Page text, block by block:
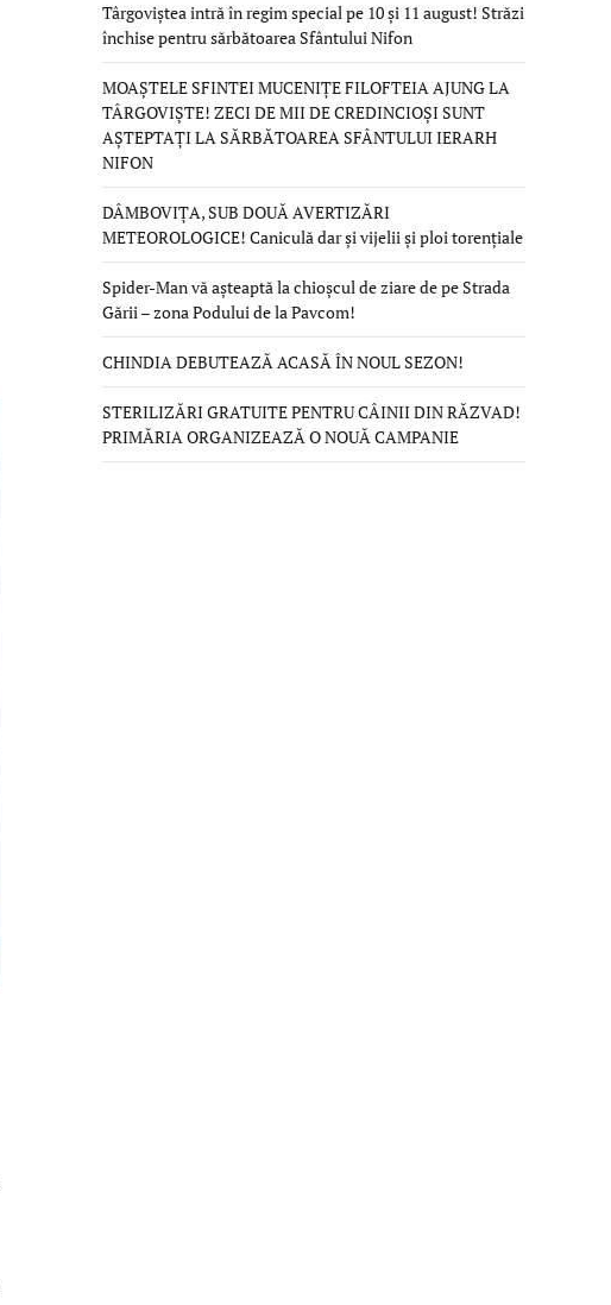
Târgoviștea intră în regim special pe 10 și 11 august! Străzi
închise pentru sărbătoarea Sfântului Nifon
MOAȘTELE SFINTEI MUCENIȚE FILOFTEIA AJUNG LA
TÂRGOVIȘTE! ZECI DE MII DE CREDINCIOȘI SUNT
AȘTEPTAȚI LA SĂRBĂTOAREA SFÂNTULUI IERARH
NIFON
DÂMBOVIȚA, SUB DOUĂ AVERTIZĂRI
METEOROLOGICE! Caniculă dar și vijelii și ploi torențiale
Spider-Man vă așteaptă la chioșcul de ziare de pe Strada
Gării – zona Podului de la Pavcom!
CHINDIA DEBUTEAZĂ ACASĂ ÎN NOUL SEZON!
STERILIZĂRI GRATUITE PENTRU CÂINII DIN RĂZVAD!
PRIMĂRIA ORGANIZEAZĂ O NOUĂ CAMPANIE